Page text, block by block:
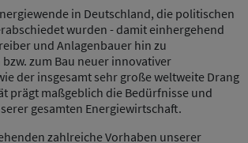
in Deutschland, die politischen
wurden - damit einhergehend
und Anlagenbauer hin zu
zum Bau neuer innovativer
der insgesamt sehr große weltweite Drang
prägt maßgeblich die Bedürfnisse und
gesamten Energiewirtschaft.
zahlreiche Vorhaben unserer